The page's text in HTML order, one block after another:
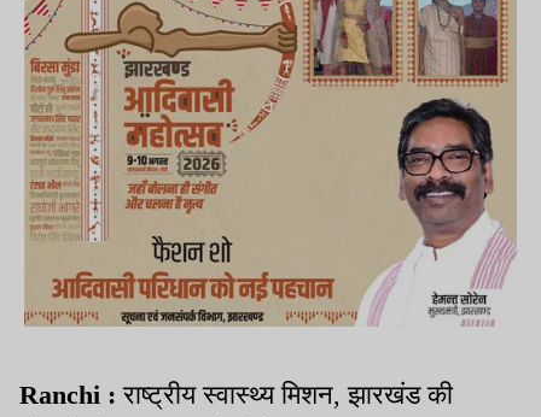
Ranchi :राष्ट्रीय स्वास्थ्य मिशन, झारखंड की